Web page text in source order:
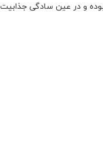
و در عین سادگی جذابیت